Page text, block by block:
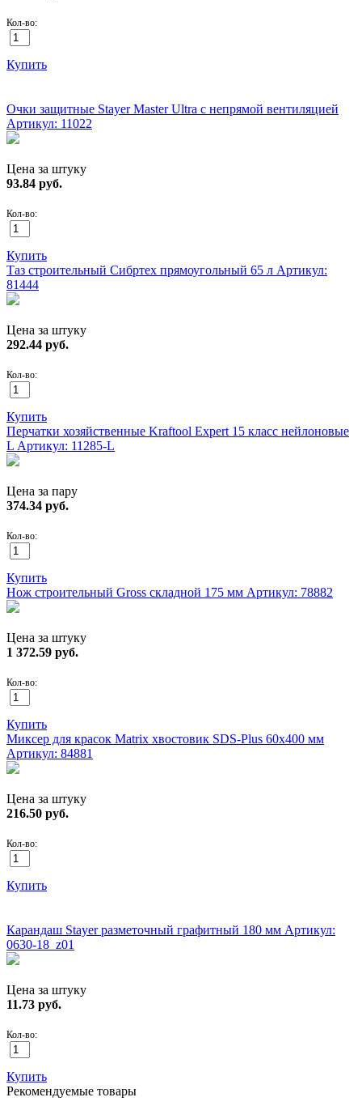
Кол-во:
Купить
Очки защитные Stayer Master Ultra с непрямой вентиляцией
Артикул: 11022
Цена за штуку
93.84 руб.
Кол-во:
Купить
Таз строительный Сибртех прямоугольный 65 л Артикул:
81444
Цена за штуку
292.44 руб.
Кол-во:
Купить
Перчатки хозяйственные Kraftool Expert 15 класс нейлоновые
L Артикул: 11285-L
Цена за пару
374.34 руб.
Кол-во:
Купить
Нож строительный Gross складной 175 мм Артикул: 78882
Цена за штуку
1 372.59 руб.
Кол-во:
Купить
Миксер для красок Matrix хвостовик SDS-Plus 60х400 мм
Артикул: 84881
Цена за штуку
216.50 руб.
Кол-во:
Купить
Карандаш Stayer разметочный графитный 180 мм Артикул:
0630-18_z01
Цена за штуку
11.73 руб.
Кол-во:
Купить
Рекомендуемые товары